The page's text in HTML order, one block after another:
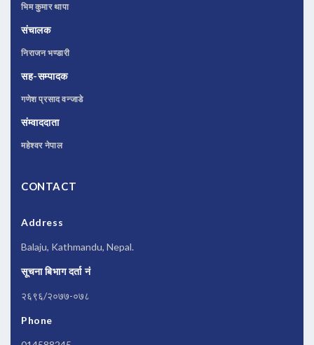
भिम कुमार थापा
संचालक
निराजन भण्डारी
सह-सम्पादक
गणेश प्रसाद वन्जाडे
संम्वाददाता
महेश्वर नेपाल
CONTACT
Address
Balaju, Kathmandu, Nepal.
सूचना बिभाग दर्ता नं
२६९६/२०७७-०७८
Phone